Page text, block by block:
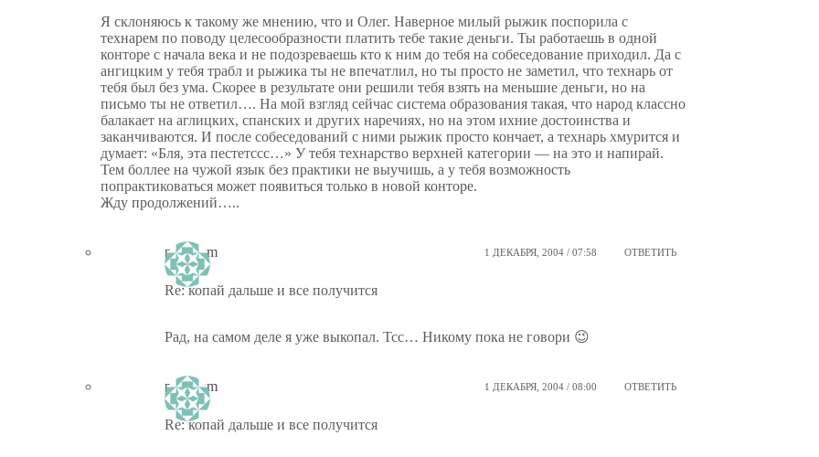
Я склоняюсь к такому же мнению, что и Олег. Наверное милый рыжик поспорила с
технарем по поводу целесообразности платить тебе такие деньги. Ты работаешь в одной
конторе с начала века и не подозреваешь кто к ним до тебя на собеседование приходил. Да с
ангицким у тебя трабл и рыжика ты не впечатлил, но ты просто не заметил, что технарь от
тебя был без ума. Скорее в результате они решили тебя взять на меньшие деньги, но на
письмо ты не ответил…. На мой взгляд сейчас система образования такая, что народ классно
балакает на аглицких, спанских и других наречиях, но на этом ихние достоинства и
заканчиваются. И после собеседований с ними рыжик просто кончает, а технарь хмурится и
думает: «Бля, эта пестетссс…» У тебя технарство верхней категории — на это и напирай.
Тем боллее на чужой язык без практики не выучишь, а у тебя возможность
попрактиковаться может появиться только в новой конторе.
Жду продолжений…..
ptiz_kem 1 ДЕКАБРЯ, 2004 / 07:58 ОТВЕТИТЬ
Re: копай дальше и все получится
Рад, на самом деле я уже выкопал. Тсс… Никому пока не говори 😉
ptiz_kem 1 ДЕКАБРЯ, 2004 / 08:00 ОТВЕТИТЬ
Re: копай дальше и все получится